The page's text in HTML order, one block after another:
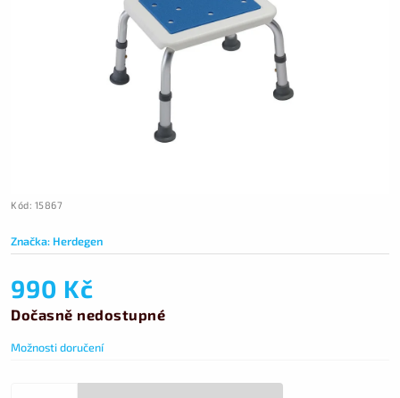
Kód: 15867
Značka: Herdegen
990 Kč
Dočasně nedostupné
Možnosti doručení